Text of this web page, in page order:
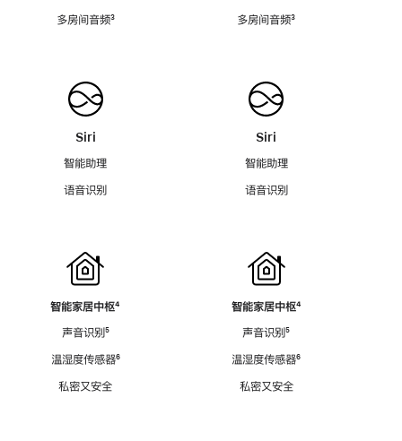
多房间音频脚
³
Siri
智能助理
语音识别
智能家居中枢脚
⁴
声音识别脚
⁵
温湿度传感器脚
⁶
私密又安全
多房间音频脚
³
Siri
智能助理
语音识别
智能家居中枢脚
⁴
声音识别脚
⁵
温湿度传感器脚
⁶
私密又安全